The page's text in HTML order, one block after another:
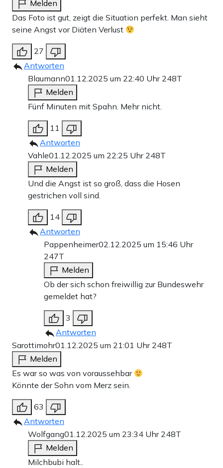
Melden
Das Foto ist gut, zeigt die Situation perfekt. Man sieht
seine Angst vor Diäten Verlust
27
Antworten
Blaumann01.12.2025 um 22:40 Uhr 248T
Melden
Fünf Minuten mit Spahn. Mehr nicht.
11
Antworten
Vahle01.12.2025 um 22:25 Uhr 248T
Melden
Und die Angst ist so groß, dass die Hosen
gestrichen voll sind.
14
Antworten
Pappenheimer02.12.2025 um 15:46 Uhr
247T
Melden
Ob der sich schon freiwillig zur Bundeswehr
gemeldet hat?
3
Antworten
Sarottimohr01.12.2025 um 21:01 Uhr 248T
Melden
Es war so was von voraussehbar
Könnte der Sohn vom Merz sein.
63
Antworten
Wolfgang01.12.2025 um 23:34 Uhr 248T
Melden
Milchbubi halt..